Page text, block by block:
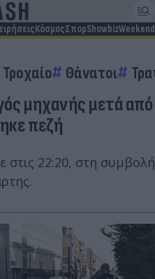
ΚόσμοςΣπορShowbizWeekend
Τροχαίο Θάνατοι
μηχανής μετά από
πεζή
22:20, στη συμβολή